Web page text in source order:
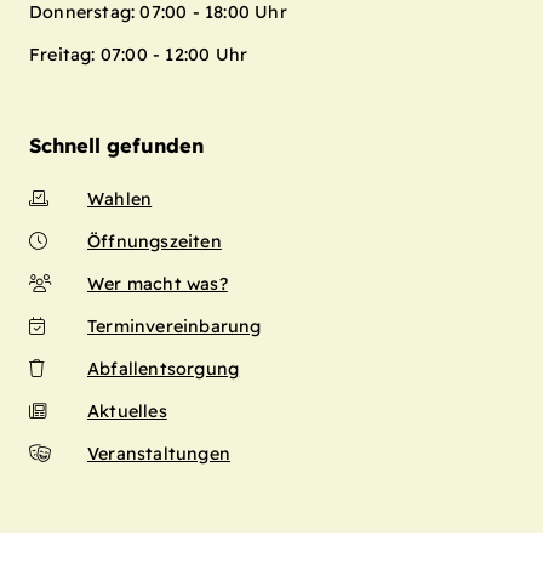
Donnerstag: 07:00 - 18:00 Uhr
Freitag: 07:00 - 12:00 Uhr
Schnell gefunden
Wahlen
Öffnungszeiten
Wer macht was?
Terminvereinbarung
Abfallentsorgung
Aktuelles
Veranstaltungen